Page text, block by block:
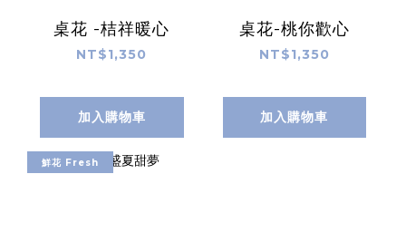
桌花 -桔祥暖心
NT$1,350
加入購物車
桌花-桃你歡心
NT$1,350
加入購物車
鮮花 Fresh